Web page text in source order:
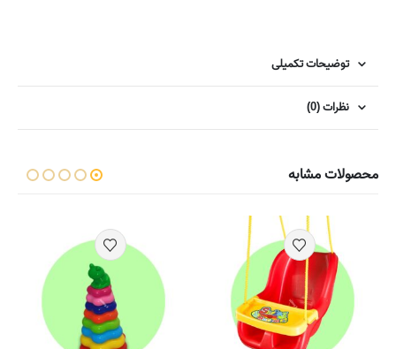
توضیحات تکمیلی
نظرات (0)
محصولات مشابه